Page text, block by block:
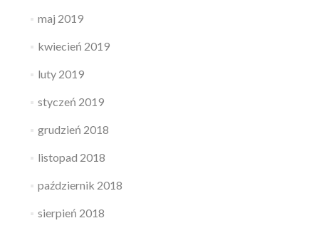
maj 2019
kwiecień 2019
luty 2019
styczeń 2019
grudzień 2018
listopad 2018
październik 2018
sierpień 2018